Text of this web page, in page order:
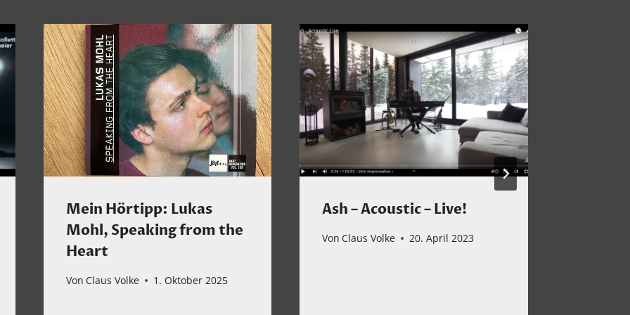
Mein Hörtipp: Lukas
Mohl, Speaking from the
Heart
Von Claus Volke 1. Oktober 2025
Ash – Acoustic – Live!
Von Claus Volke 20. April 2023